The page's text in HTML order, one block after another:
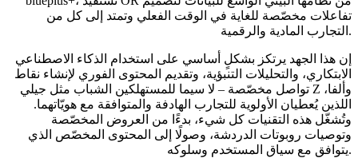
تفاعلات مخصّصة للغاية في الوقت الفعلي وتمتد إلى كل من
التجارب المادية والرقمية.
إن هذا الجهد يرتكز بشكلٍ أساسي على استخدام الذكاء الاصطناعي
الابتكاري، والتحليلات التنبؤية، وتقديم المحتوى الفوري لإنشاء نقاط
تواصل مخصّصة – لا سيما للمستهلكين الشباب مثل جيلي Z وألفا،
اللذين يُعطيان الأولوية للتجارب الهادفة والمتوافقة مع هويّاتهما.
وتُشغّل هذه التقنيات كل شيء، بدءًا من العروض المخصّصة
وتوصيات روبوتات الدردشة، وصولًا إلى المحتوى المخصّص الذي
يتوافق مع سياق المستخدم وسلوكه.